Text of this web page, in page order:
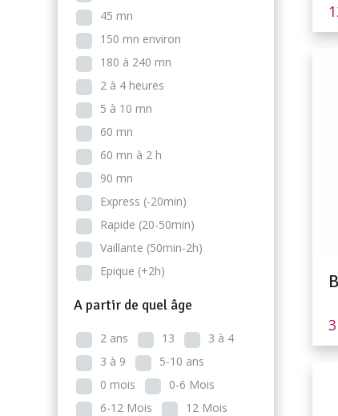
45 mn
150 mn environ
180 à 240 mn
2 à 4 heures
5 à 10 mn
60 mn
60 mn à 2 h
90 mn
Express (-20min)
Rapide (20-50min)
Vaillante (50min-2h)
Epique (+2h)
A partir de quel âge
2 ans 13
3 à 4
3 à 9
5-10 ans
0 mois
0-6 Mois
6-12 Mois
12 Mois